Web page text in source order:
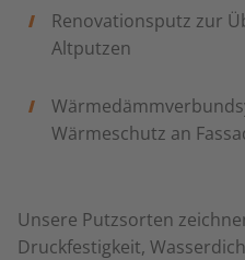
Renovationsputz zur
Altputzen
Wärmeschutz an
Unsere Putzsorten
Druckfestigkeit,